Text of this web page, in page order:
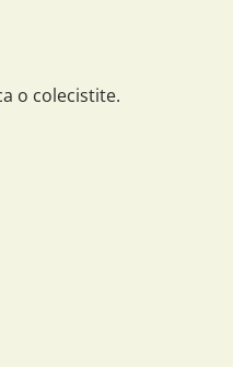
o colecistite.